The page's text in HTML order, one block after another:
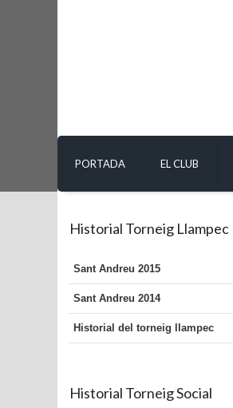
PORTADA EL CLUB
Historial Torneig Llampec
Sant Andreu 2015
Sant Andreu 2014
Historial del torneig llampec
Historial Torneig Social